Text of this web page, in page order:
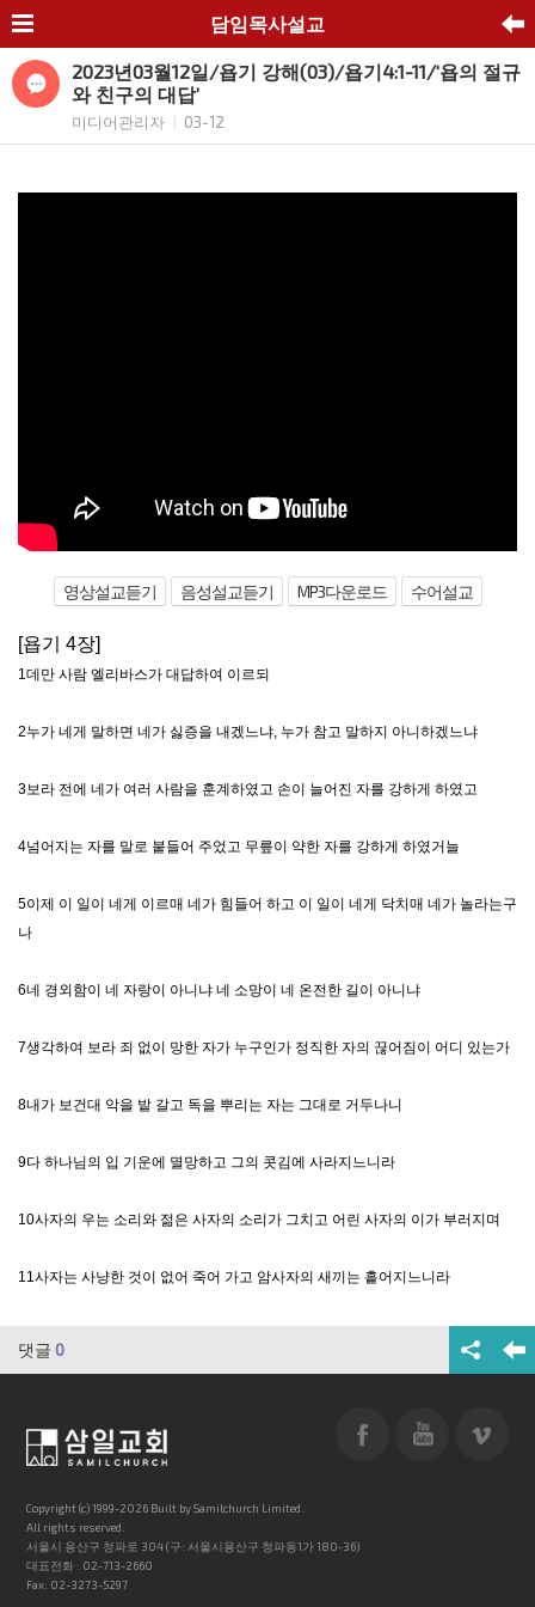
담임목사설교
2023년03월12일/욥기 강해(03)/욥기4:1-11/‘욥의 절규
와 친구의 대답’
미디어관리자 03-12
영상설교듣기 음성설교듣기 MP3다운로드 수어설교
[욥기 4장]
1데만 사람 엘리바스가 대답하여 이르되
2누가 네게 말하면 네가 싫증을 내겠느냐, 누가 참고 말하지 아니하겠느냐
3보라 전에 네가 여러 사람을 훈계하였고 손이 늘어진 자를 강하게 하였고
4넘어지는 자를 말로 붙들어 주었고 무릎이 약한 자를 강하게 하였거늘
5이제 이 일이 네게 이르매 네가 힘들어 하고 이 일이 네게 닥치매 네가 놀라는구
나
6네 경외함이 네 자랑이 아니냐 네 소망이 네 온전한 길이 아니냐
7생각하여 보라 죄 없이 망한 자가 누구인가 정직한 자의 끊어짐이 어디 있는가
8내가 보건대 악을 밭 갈고 독을 뿌리는 자는 그대로 거두나니
9다 하나님의 입 기운에 멸망하고 그의 콧김에 사라지느니라
10사자의 우는 소리와 젊은 사자의 소리가 그치고 어린 사자의 이가 부러지며
11사자는 사냥한 것이 없어 죽어 가고 암사자의 새끼는 흩어지느니라
댓글 0
Copyright (c) 1999-2026 Built by Samilchurch Limited.
All rights reserved.
서울시 용산구 청파로 304 (구: 서울시용산구 청파동1가 180-36)
대표전화 : 02-713-2660
Fax: 02-3273-5297